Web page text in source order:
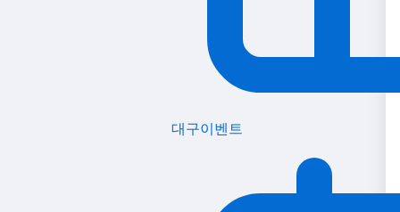
대구이벤트